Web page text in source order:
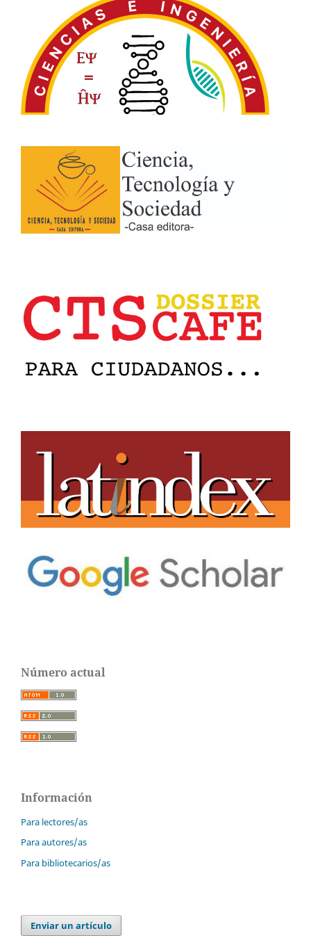
Número actual
Información
Para lectores/as
Para autores/as
Para bibliotecarios/as
Enviar un artículo